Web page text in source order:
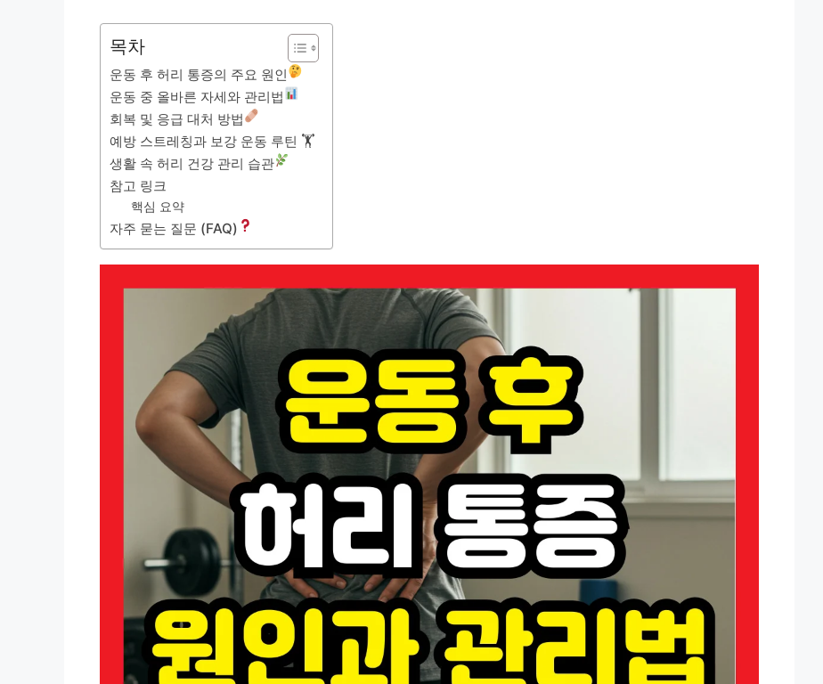
목차
운동 후 허리 통증의 주요 원인
운동 중 올바른 자세와 관리법
회복 및 응급 대처 방법
예방 스트레칭과 보강 운동 루틴 🏋️
생활 속 허리 건강 관리 습관
참고 링크
핵심 요약
자주 묻는 질문 (FAQ)